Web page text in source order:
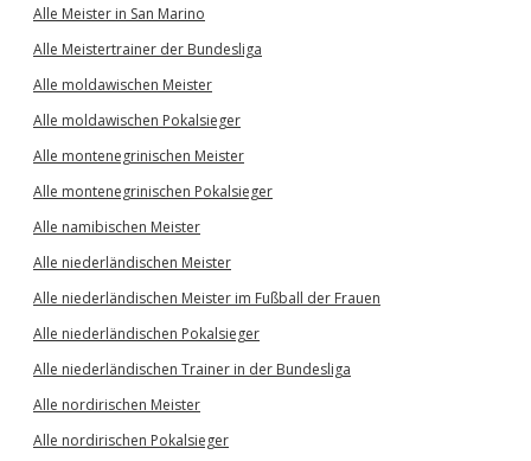
Alle Meister in San Marino
Alle Meistertrainer der Bundesliga
Alle moldawischen Meister
Alle moldawischen Pokalsieger
Alle montenegrinischen Meister
Alle montenegrinischen Pokalsieger
Alle namibischen Meister
Alle niederländischen Meister
Alle niederländischen Meister im Fußball der Frauen
Alle niederländischen Pokalsieger
Alle niederländischen Trainer in der Bundesliga
Alle nordirischen Meister
Alle nordirischen Pokalsieger